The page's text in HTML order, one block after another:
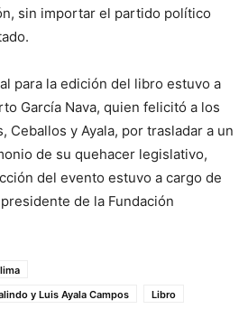
sin importar el partido político
para la edición del libro estuvo a
García Nava, quien felicitó a los
Ceballos y Ayala, por trasladar a un
de su quehacer legislativo,
del evento estuvo a cargo de
de la Fundación
y Luis Ayala Campos
Libro